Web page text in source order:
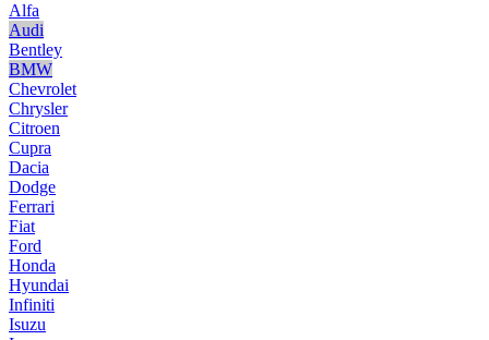
Alfa
Audi
Bentley
BMW
Chevrolet
Chrysler
Citroen
Cupra
Dacia
Dodge
Ferrari
Fiat
Ford
Honda
Hyundai
Infiniti
Isuzu